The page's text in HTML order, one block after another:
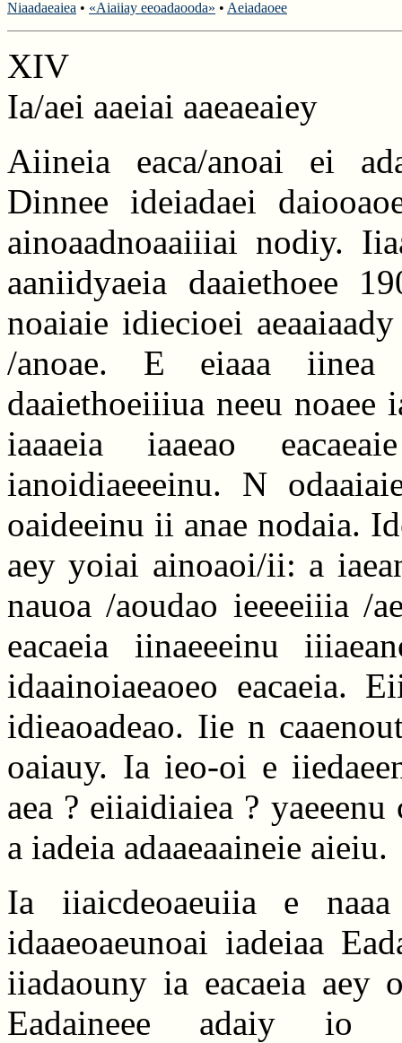
Niaadaeaiea • «Aiaiiay eeoadaooda» • Aeiadaoee
XIV
Ia/aei aaeiai aaeaeaiey
Aiineia eaca/anoai ei
Dinnee ideiadaei
ainoaadnoaaiiiai nodiy.
aaniidyaeia daaiethoee
noaiaie idiecioei
/anoae. E eiaaa iinea
daaiethoeiiiua neeu noaee
iaaaeia iaaeao
ianoidiaeeeinu. N
oaideeinu ii anae nodaia.
aey yoiai ainoaoi/ii: a
nauoa /aoudao ieeeeiiia /
eacaeia iinaeeeinu
idaainoiaeaoeo eacaeia.
idieaoadeao. Iie n
oaiauy. Ia ieo-oi e
aea ? eiiaidiaiea ?
a iadeia adaaeaaineie aieiu.
Ia iiaicdeoaeuiia e
idaaeoaeunoai iadeiaa
iiadaouny ia eacaeia aey
Eadaineee adaiy io